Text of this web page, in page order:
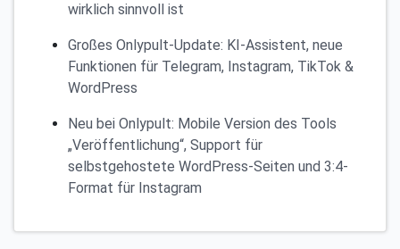
wirklich sinnvoll ist
Großes Onlypult-Update: KI-Assistent, neue
Funktionen für Telegram, Instagram, TikTok &
WordPress
Neu bei Onlypult: Mobile Version des Tools
„Veröffentlichung“, Support für
selbstgehostete WordPress-Seiten und 3:4-
Format für Instagram